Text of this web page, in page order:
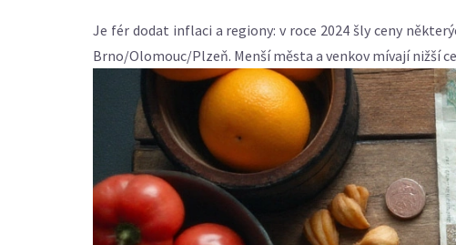
Je fér dodat inflaci a regiony: v roce 2024 šly ceny
Brno/Olomouc/Plzeň. Menší města a venkov mívají nižší